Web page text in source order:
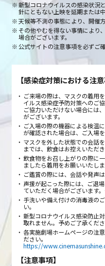
新型コロナウイルスの感染状況
針にともない上映を延期または
天候等不測の事態により、開催
その他やむを得ない事情により
場合がございます。
公式サイトの注意事項を必ずご
【感染症対策における注意
ご来場の際は、マスクの着用
イルス感染症予防対策へのご
ご協力いただけない場合には
がございます。
ご入場の際の機器による検温
が確認された場合は、ご入場を
マスクを外した状態での会話
までは、飲食はお控えいただ
飲食物をお召し上がりの際に
ましたら着用をお願いいたしま
ご鑑賞の際には、会話や発声
声援が起こった際には、ご退
ていただく場合がございます
手洗いや備え付けの消毒液の
い。
新型コロナウイルス感染防止
取れません。予めご了承くださ
各実施劇場ホームページの注
ださい。
https://
【注意事項】